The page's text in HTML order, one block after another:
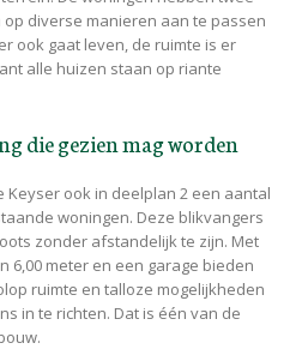
op diverse manieren aan te passen
ook gaat leven, de ruimte is er
alle huizen staan op riante
die gezien mag worden
Keyser ook in deelplan 2 een aantal
woningen. Deze blikvangers
zonder afstandelijk te zijn. Met
6,00 meter en een garage bieden
ruimte en talloze mogelijkheden
in te richten. Dat is één van de